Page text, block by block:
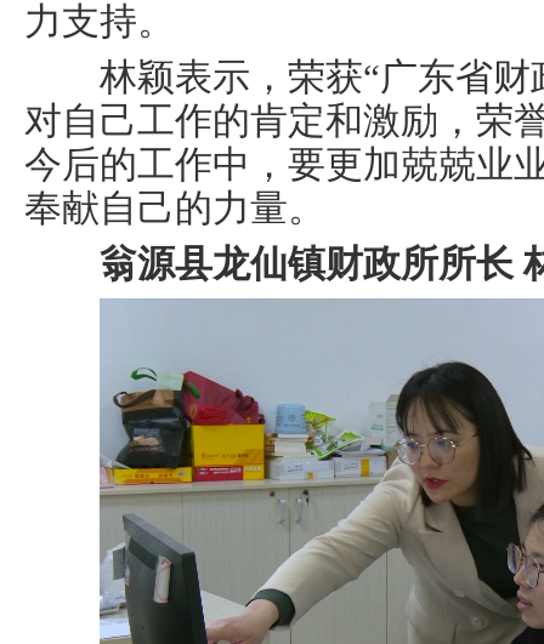
力支持。
林颖表示，荣获“广东省财
对自己工作的肯定和激励，荣
今后的工作中，要更加兢兢业
奉献自己的力量。
翁源县龙仙镇财政所所长